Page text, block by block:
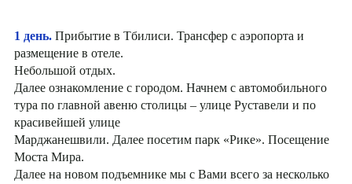
1 день. Прибытие в Тбилиси. Трансфер с аэропорта и
размещение в отеле.
Небольшой отдых.
Далее ознакомление с городом. Начнем с автомобильного
тура по главной авеню столицы – улице Руставели и по
красивейшей улице
Марджанешвили. Далее посетим парк «Рике». Посещение
Моста Мира.
Далее на новом подъемнике мы с Вами всего за несколько